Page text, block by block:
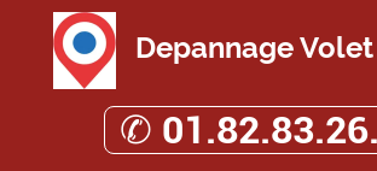
Depannage
✆